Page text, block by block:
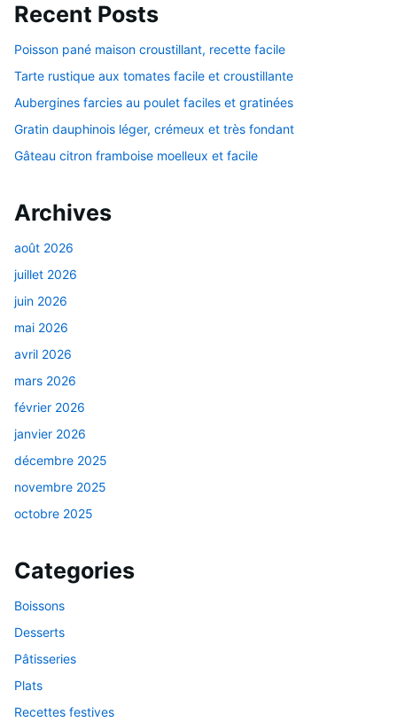
Recent Posts
Poisson pané maison croustillant, recette facile
Tarte rustique aux tomates facile et croustillante
Aubergines farcies au poulet faciles et gratinées
Gratin dauphinois léger, crémeux et très fondant
Gâteau citron framboise moelleux et facile
Archives
août 2026
juillet 2026
juin 2026
mai 2026
avril 2026
mars 2026
février 2026
janvier 2026
décembre 2025
novembre 2025
octobre 2025
Categories
Boissons
Desserts
Pâtisseries
Plats
Recettes festives